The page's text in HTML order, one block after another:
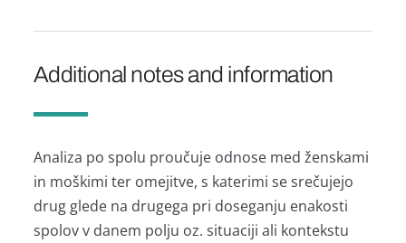
Additional notes and information
Analiza po spolu proučuje odnose med ženskami
in moškimi ter omejitve, s katerimi se srečujejo
drug glede na drugega pri doseganju enakosti
spolov v danem polju oz. situaciji ali kontekstu